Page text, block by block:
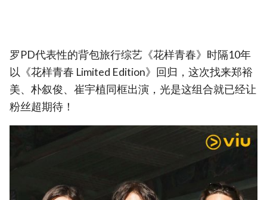
罗PD代表性的背包旅行综艺《花样青春》时隔10年
以《花样青春 Limited Edition》回归，这次找来郑裕
美、朴叙俊、崔宇植同框出演，光是这组合就已经让
粉丝超期待！